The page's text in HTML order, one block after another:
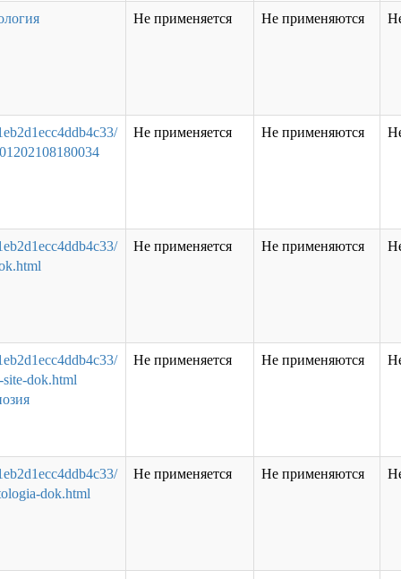
Не применяется Не применяются
Не применяется Не применяются
Не применяется Не применяются
dok.html
Не применяется Не применяются
dok.html
Не применяется Не применяются